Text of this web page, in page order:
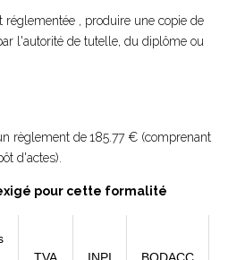
réglementée , produire une copie de
l'autorité de tutelle, du diplôme ou
règlement de185.77 € (comprenant
d'actes).
pour cette formalité